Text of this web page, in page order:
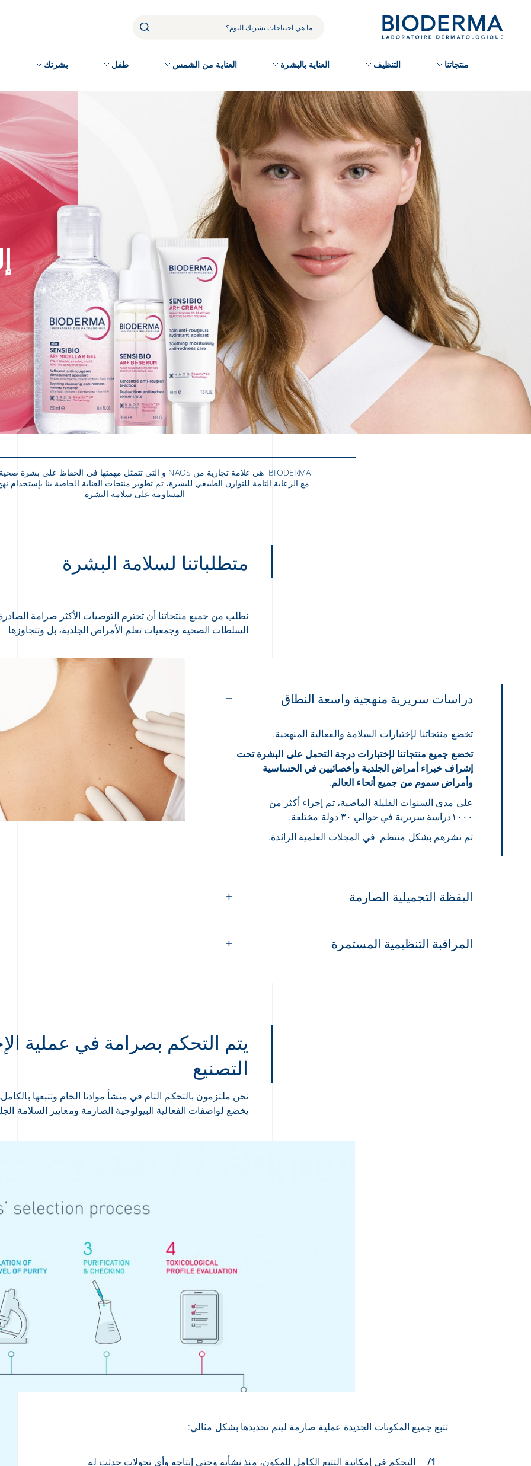
منتجاتنا التنظيف العناية بالبشرة العناية من الشمس طفل بشرتك
BIODERMA هي علامة تجارية من NAOS و التي تتمثل مهمتها في الحفاظ على بشرة صحية بشكلٍ دائم.
مع الرعاية التامة للتوازن الطبيعي للبشرة، تم تطوير منتجات العناية الخاصة بنا بإستخدام
المساومة على سلامة البشرة.
متطلباتنا لسلامة البشرة
نطلب من جميع منتجاتنا أن تحترم التوصيات الأكثر صرامة
السلطات الصحية وجمعيات تعلم الأمراض الجلدية، بل وتتجاوزها
دراسات سريرية منهجية واسعة النطاق
تخضع منتجاتنا لإختبارات السلامة والفعالية المنهجية.
تخضع جميع منتجاتنا لإختبارات درجة التحمل على البشرة تحت
إشراف خبراء أمراض الجلدية وأخصائيين في الحساسية
وأمراض سموم من جميع أنحاء العالم.
على مدى السنوات القليلة الماضية، تم إجراء أكثر من
١٠٠٠دراسة سريرية في حوالي ٣٠ دولة مختلفة.
تم نشرهم بشكل منتظم في المجلات العلمية الرائدة.
اليقظة التجميلية الصارمة
المراقبة التنظيمية المستمرة
يتم التحكم بصرامة في عملية
التصنيع
نحن ملتزمون بالتحكم التام في منشأ موادنا الخام وتتبعها
يخضع لواصفات الفعالية البيولوجية الصارمة ومعايير السلامة
تتبع جميع المكونات الجديدة عملية صارمة ليتم تحديدها بشكل مثالي:
التحكم في إمكانية التتبع الكامل للمكون، منذ نشأته وحتى إنتاجه وأي تحولات حدثت له